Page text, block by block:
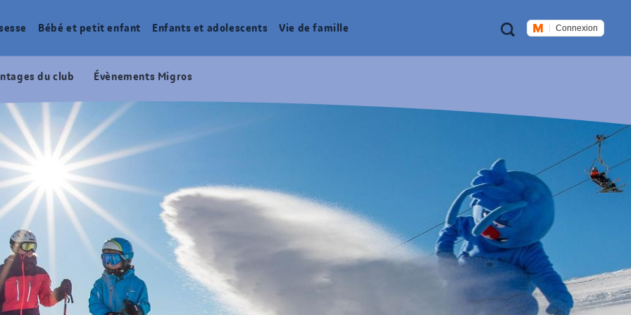
Métanavigation
RechercheConnexion
Bébé et petit enfant Enfants et adolescents Vie de famille
du club Évènements Migros